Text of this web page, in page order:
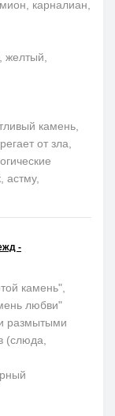
карналиан,
желтый,
камень,
от зла,
астму,
-
камень",
любви"
размытыми
(слюда,